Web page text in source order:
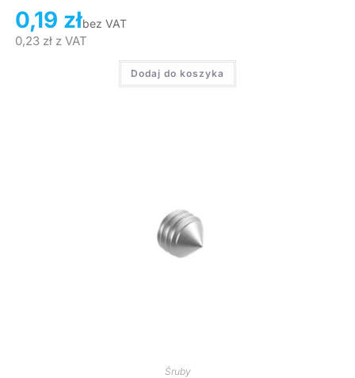
0,19 złbez VAT
0,23 złz VAT
Dodaj do koszyka
Śruby